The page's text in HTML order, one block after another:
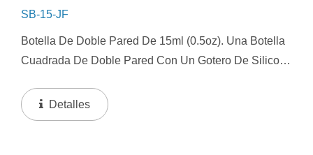
SB-15-JF
Botella De Doble Pared De 15ml (0.5oz). Una Botella
Cuadrada De Doble Pared Con Un Gotero De Silicona
Botella Cuadrada Es Fácil De Usar, Pero También...
Detalles